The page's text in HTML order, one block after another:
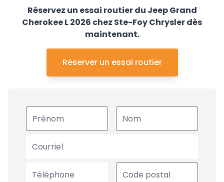
Réservez un essai routier du Jeep Grand
Cherokee L 2026 chez Ste-Foy Chrysler dès
maintenant.
Réserver un essai routier